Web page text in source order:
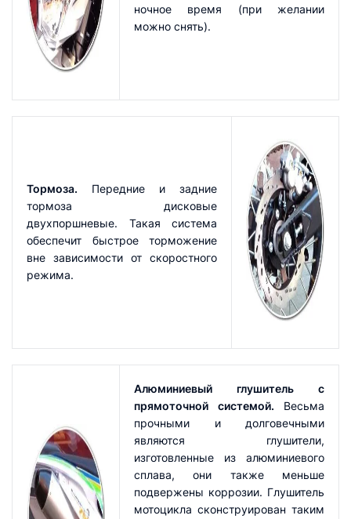
ночное время (при желании
можно снять).
Тормоза. Передние и задние
тормоза дисковые
двухпоршневые. Такая система
обеспечит быстрое торможение
вне зависимости от скоростного
режима.
Алюминиевый глушитель с
прямоточной системой. Весьма
прочными и долговечными
являются глушители,
изготовленные из алюминиевого
сплава, они также меньше
подвержены коррозии. Глушитель
мотоцикла сконструирован таким